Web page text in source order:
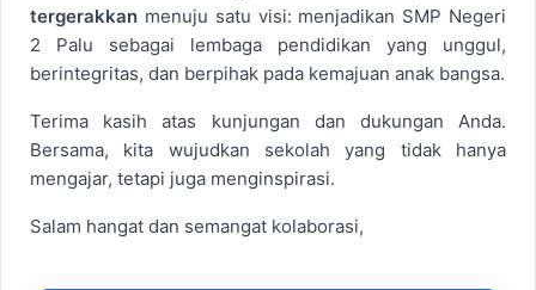
tergerakkan menuju satu visi: menjadikan SMP Negeri
2 Palu sebagai lembaga pendidikan yang unggul,
berintegritas, dan berpihak pada kemajuan anak bangsa.
Terima kasih atas kunjungan dan dukungan Anda.
Bersama, kita wujudkan sekolah yang tidak hanya
mengajar, tetapi juga menginspirasi.
Salam hangat dan semangat kolaborasi,